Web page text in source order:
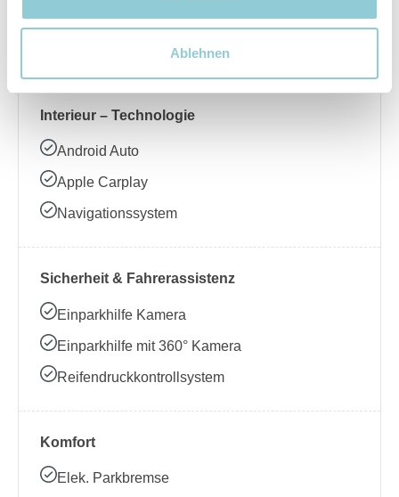
Ablehnen
Beheizbares Lenkrad
Interieur – Technologie
Android Auto
Apple Carplay
Navigationssystem
Sicherheit & Fahrerassistenz
Einparkhilfe Kamera
Einparkhilfe mit 360° Kamera
Reifendruckkontrollsystem
Komfort
Elek. Parkbremse